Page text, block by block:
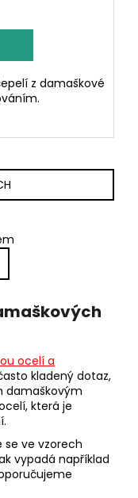
z damaškové
ocelí a
kladený dotaz,
damaškovým
která je
se ve vzorech
vypadá například